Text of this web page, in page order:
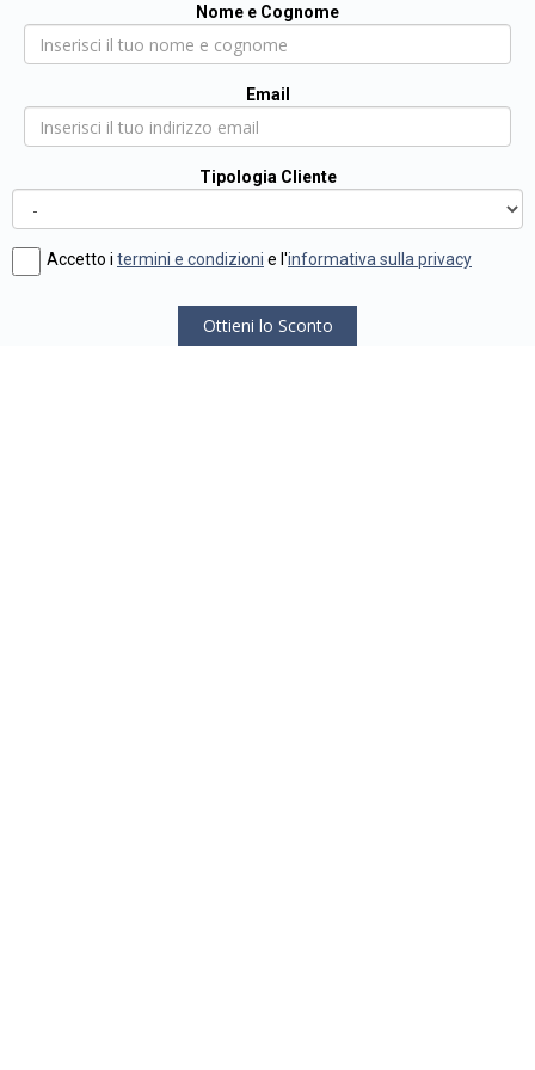
Nome e Cognome
Email
Tipologia Cliente
Accetto i termini e condizioni e l'informativa sulla privacy
Ottieni lo Sconto